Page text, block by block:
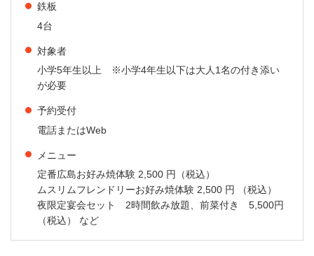
鉄板
4台
対象者
小学5年生以上 ※小学4年生以下は大人1名の付き添い
が必要
予約受付
電話またはWeb
メニュー
定番広島お好み焼体験 2,500 円（税込）
ムスリムフレンドリーお好み焼体験 2,500 円 （税込）
夜限定宴会セット 2時間飲み放題、前菜付き 5,500円
（税込） など